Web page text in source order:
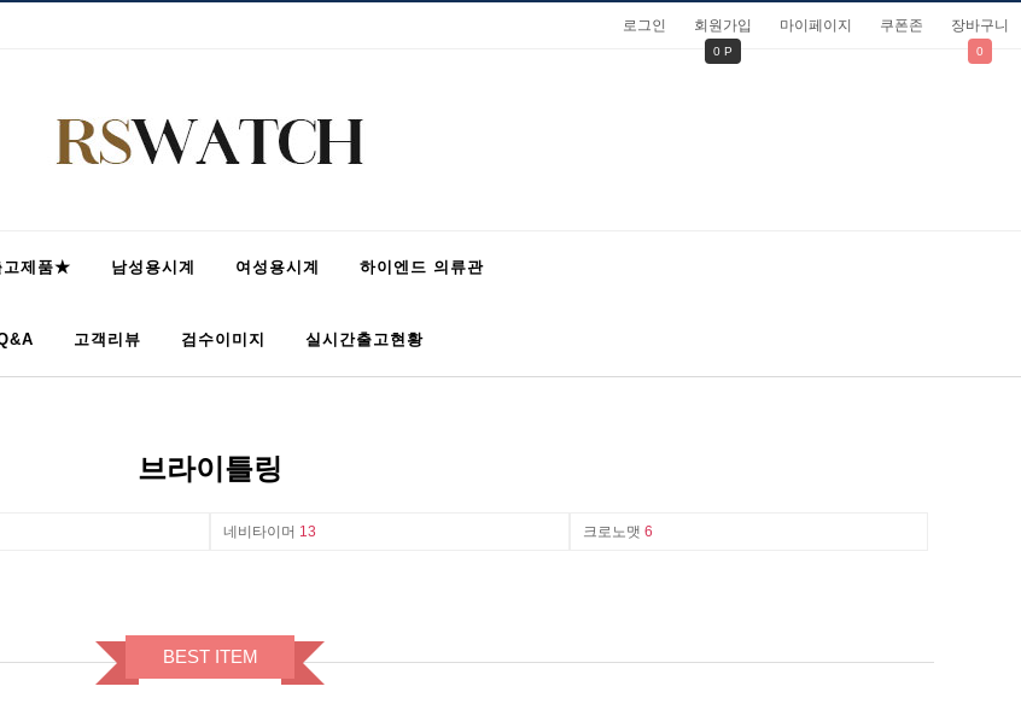
로그인 회원가입
0 P
마이페이지 쿠폰존 장바구니
0
제품★ 남성용시계 여성용시계 하이엔드 의류관
고객리뷰 검수이미지 실시간출고현황
브라이틀링
네비타이머 13 크로노맷 6
BEST ITEM